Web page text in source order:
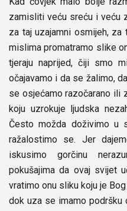
zamisliti veću sreću i veću
za taj uzajamni osmijeh,
mislima promatramo slike
tjeraju naprijed, čiji smo
očajavamo i da se žalimo,
se osjećamo razočarano ili
koju uzrokuje ljudska
Često možda doživimo u
ražalostimo se. Jer
iskusimo gorčinu
pokušajima da ovaj svijet
vratimo onu sliku koju je
dok uza se imamo